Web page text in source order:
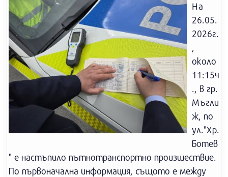
На
26.05.
2026г.
,
около
11:15ч
., в гр.
Мъгли
ж, по
ул."Хр.
Ботев
" е настъпило пътнотранспортно произшествие.
По първоначална информация, същото е между